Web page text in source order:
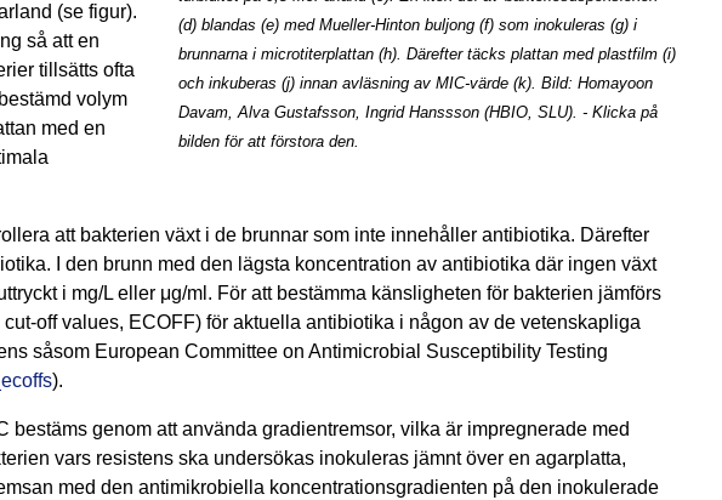
(d) blandas (e) med Mueller-Hinton buljong (f) som inokuleras (g) i
brunnarna i microtiterplattan (h). Därefter täcks plattan med plastfilm (i)
och inkuberas (j) innan avläsning av MIC-värde (k). Bild: Homayoon
Davam, Alva Gustafsson, Ingrid Hanssson (HBIO, SLU). - Klicka på
bilden för att förstora den.
(se figur).
så att en
tillsätts ofta
volym
med en
att bakterien växt i de brunnar som inte innehåller antibiotika. Därefter
I den brunn med den lägsta koncentration av antibiotika där ingen växt
i mg/L eller μg/ml. För att bestämma känsligheten för bakterien jämförs
off values, ECOFF) för aktuella antibiotika i någon av de vetenskapliga
såsom European Committee on Antimicrobial Susceptibility Testing
).
bestäms genom att använda gradientremsor, vilka är impregnerade med
vars resistens ska undersökas inokuleras jämnt över en agarplatta,
med den antimikrobiella koncentrationsgradienten på den inokulerade